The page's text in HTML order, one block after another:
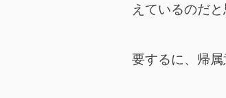
えているのだと
要するに、帰属